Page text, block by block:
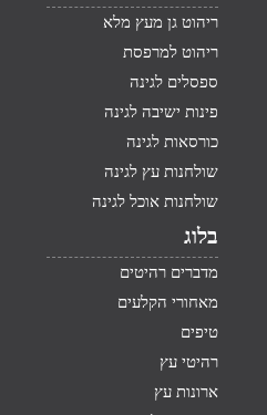
ריהוט גן מעץ מלא
ריהוט למרפסת
ספסלים לגינה
פינות ישיבה לגינה
כורסאות לגינה
שולחנות עץ לגינה
שולחנות אוכל לגינה
בלוג
מדברים רהיטים
מאחורי הקלעים
טיפים
רהיטי עץ
ארונות עץ